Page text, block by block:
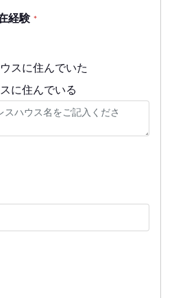
経験 *
スに住んでいた
に住んでいる